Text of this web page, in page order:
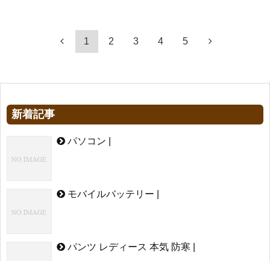
1 2 3 4 5
新着記事
パソコン |
モバイルバッテリー |
パンツ レディース 本気 防寒 |